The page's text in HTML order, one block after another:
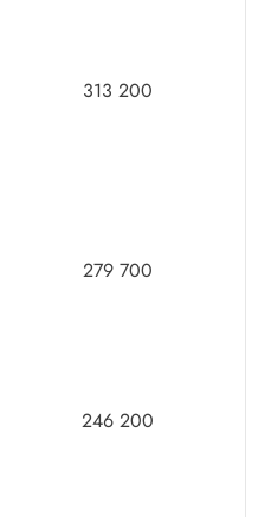
313 200
279 700
246 200